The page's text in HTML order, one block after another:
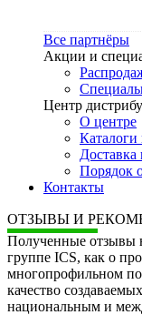
Все партнёры
Акции и
Центр
О центре
Каталоги
Доставка
Порядок
Контакты
ОТЗЫВЫ И
Полученные отзывы
группе ICS, как о
многопрофильном
качество
национальным и